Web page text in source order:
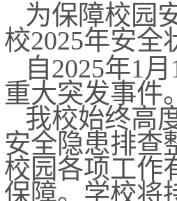
为保障校园
校2025年安全
自2025年1月
重大突发事件
我校始终高
安全隐患排查
校园各项工作
保障。 学校将